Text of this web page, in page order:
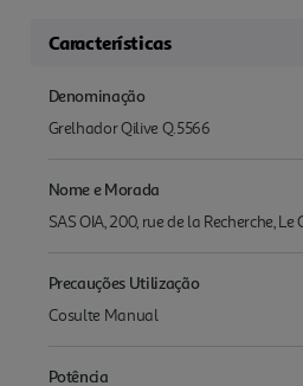
Características
Denominação
Grelhador Qilive Q.5566
Nome e Morada
SAS OIA, 200, rue de la Recherche,
Precauções Utilização
Cosulte Manual
Potência